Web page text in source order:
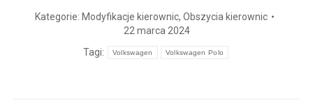
Kategorie: Modyfikacje kierownic, Obszycia kierownic
22 marca 2024
Tagi:
Volkswagen Volkswagen Polo